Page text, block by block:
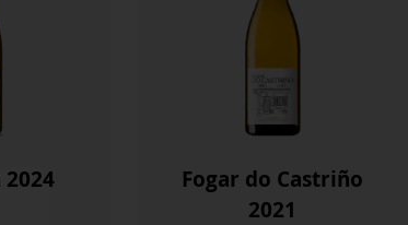
Fogar do Castriño
2021